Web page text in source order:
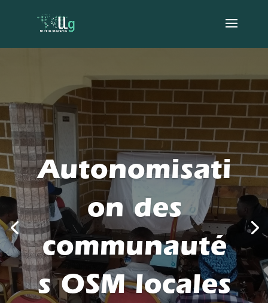
Autonomisati
on des
communauté
s OSM locales